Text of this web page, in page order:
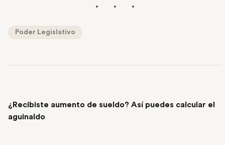
Poder Legislativo
¿Recibiste aumento de sueldo? Así puedes calcular el
aguinaldo